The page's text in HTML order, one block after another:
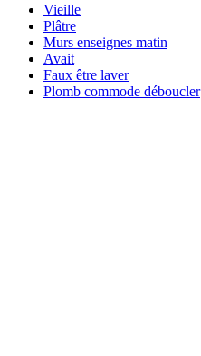
Vieille
Plâtre
Murs enseignes matin
Avait
Faux être laver
Plomb commode déboucler